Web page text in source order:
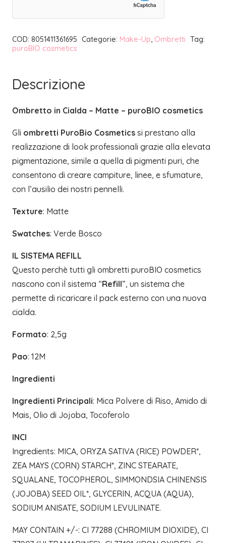
REFILL
|
COSMETICS
COD: 8051411361695 Categorie: Make-Up, Ombretti Tag:
puroBIO cosmetics
Descrizione
Ombretto in Cialda – Matte – puroBIO cosmetics
Gli ombretti PuroBio Cosmetics si prestano alla
realizzazione di look professionali grazie alla elevata
pigmentazione, simile a quella di pigmenti puri, che
consentono di creare campiture, linee, e sfumature,
con l’ausilio dei nostri pennelli.
Texture: Matte
Swatches: Verde Bosco
IL SISTEMA REFILL
Questo perchè tutti gli ombretti puroBIO cosmetics
nascono con il sistema “Refill”, un sistema che
permette di ricaricare il pack esterno con una nuova
cialda.
Formato: 2,5g
Pao: 12M
Ingredienti
Ingredienti Principali: Mica Polvere di Riso, Amido di
Mais, Olio di Jojoba, Tocoferolo
INCI
Ingredients: MICA, ORYZA SATIVA (RICE) POWDER*,
ZEA MAYS (CORN) STARCH*, ZINC STEARATE,
SQUALANE, TOCOPHEROL, SIMMONDSIA CHINENSIS
(JOJOBA) SEED OIL*, GLYCERIN, ACQUA (AQUA),
SODIUM ANISATE, SODIUM LEVULINATE.
MAY CONTAIN +/-: CI 77288 (CHROMIUM DIOXIDE), CI